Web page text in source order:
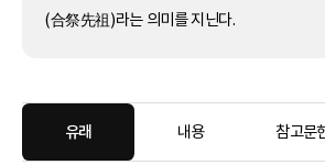
(合祭先祖)라는 의미를 지닌다.
유래 내용 참고문